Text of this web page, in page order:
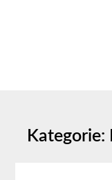
Kategorie: